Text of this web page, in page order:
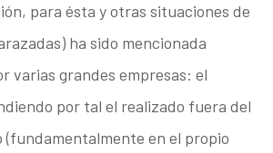
para ésta y otras situaciones de
ha sido mencionada
varias grandes empresas: el
por tal el realizado fuera del
(fundamentalmente en el propio